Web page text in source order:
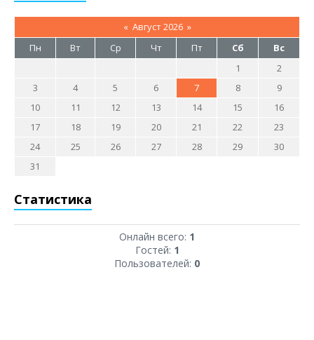
« Август 2026 »
Пн
Вт Ср Чт Пт Сб
Вс
1
2
3
4 5 6 7 8
9
10
11 12 13 14 15
16
17
18 19 20 21 22
23
24
25 26 27 28 29
30
31
Статистика
Онлайн всего: 1
Гостей: 1
Пользователей: 0